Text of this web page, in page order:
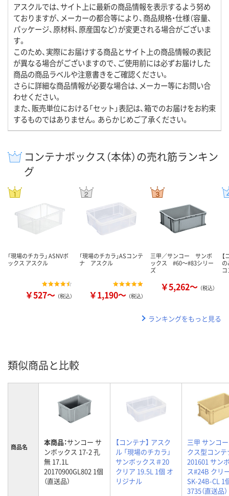
アスクルでは、サイト上に最新の商品情報を表示するよう努め
ておりますが、メーカーの都合等により、商品規格・仕様（容量、
パッケージ、原材料、原産国など）が変更される場合がございま
す。
このため、実際にお届けする商品とサイト上の商品情報の表記
が異なる場合がございますので、ご使用前には必ずお届けした
商品の商品ラベルや注意書きをご確認ください。
さらに詳細な商品情報が必要な場合は、メーカー等にお問い合
わせください。
また、販売単位における「セット」表記は、箱でのお届けをお約束
するものではありません。あらかじめご了承ください。
コンテナボックス（本体）の売れ筋ランキン
グ
「現場のチカラ」 ASNVボ
ックス アスクル
￥527～ （税込）
「現場のチカラ」ASコンテ
ナ アスクル
￥1,190～ （税込）
三甲／サンコー サンボ
ックス #60～#83シリー
ズ
￥5,262～ （税込）
の
ランキングをもっと見る
類似商品と比較
商品名 本商品：サンコー サ
ンボックス 17-2 孔
無 17.1L
20170900GL802 1個
（直送品）
【コンテナ】 アスク
ル 「現場のチカラ」
サンボックス＃20
クリア 19.5L 1個 オ
リジナル
三甲 サンコ
クス型コンテ
201601 サン
ス#24B クリ
SK-24B-CL 1
3735（直送品）